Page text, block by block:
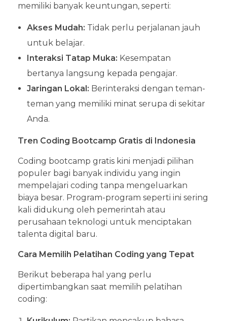
memiliki banyak keuntungan, seperti:
Akses Mudah: Tidak perlu perjalanan jauh
untuk belajar.
Interaksi Tatap Muka: Kesempatan
bertanya langsung kepada pengajar.
Jaringan Lokal: Berinteraksi dengan teman-
teman yang memiliki minat serupa di sekitar
Anda.
Tren Coding Bootcamp Gratis di Indonesia
Coding bootcamp gratis kini menjadi pilihan
populer bagi banyak individu yang ingin
mempelajari coding tanpa mengeluarkan
biaya besar. Program-program seperti ini sering
kali didukung oleh pemerintah atau
perusahaan teknologi untuk menciptakan
talenta digital baru.
Cara Memilih Pelatihan Coding yang Tepat
Berikut beberapa hal yang perlu
dipertimbangkan saat memilih pelatihan
coding: